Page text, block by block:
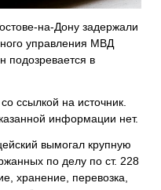
на-Дону задержали
управления МВД
подозревается в
со ссылкой на источник.
информации нет.
вымогал крупную
по делу по ст. 228
хранение, перевозка,